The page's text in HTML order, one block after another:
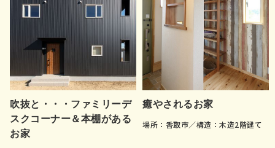
吹抜と・・・ファミリーデ
スクコーナー＆本棚がある
お家
癒やされるお家
場所：香取市／構造：木造2階建て